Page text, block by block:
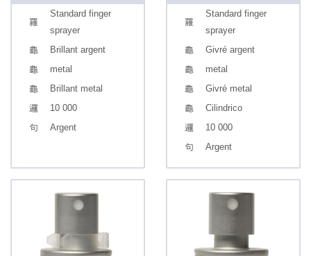
Standard finger
sprayer
Brillant argent
metal
Brillant metal
10 000
Argent
Standard finger
sprayer
Givré argent
metal
Givré metal
Cilindrico
10 000
Argent